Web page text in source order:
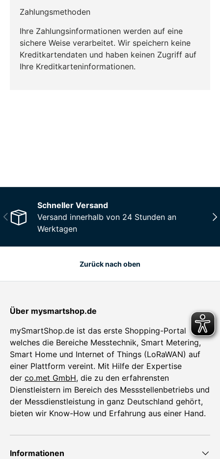
Zahlungsmethoden
Ihre Zahlungsinformationen werden auf eine
sichere Weise verarbeitet. Wir speichern keine
Kreditkartendaten und haben keinen Zugriff auf
Ihre Kreditkarteninformationen.
Vorherige
Schneller Versand
Versand innerhalb von 24 Stunden an
Werktagen
Zurück nach oben
Über mysmartshop.de
mySmartShop.de ist das erste Shopping-Portal
welches die Bereiche Messtechnik, Smart Metering,
Smart Home und Internet of Things (LoRaWAN) auf
einer Plattform vereint. Mit Hilfe der Expertise
der co.met GmbH, die zu den erfahrensten
Dienstleistern im Bereich des Messstellenbetriebs und
der Messdienstleistung in ganz Deutschland gehört,
bieten wir Know-How und Erfahrung aus einer Hand.
Informationen